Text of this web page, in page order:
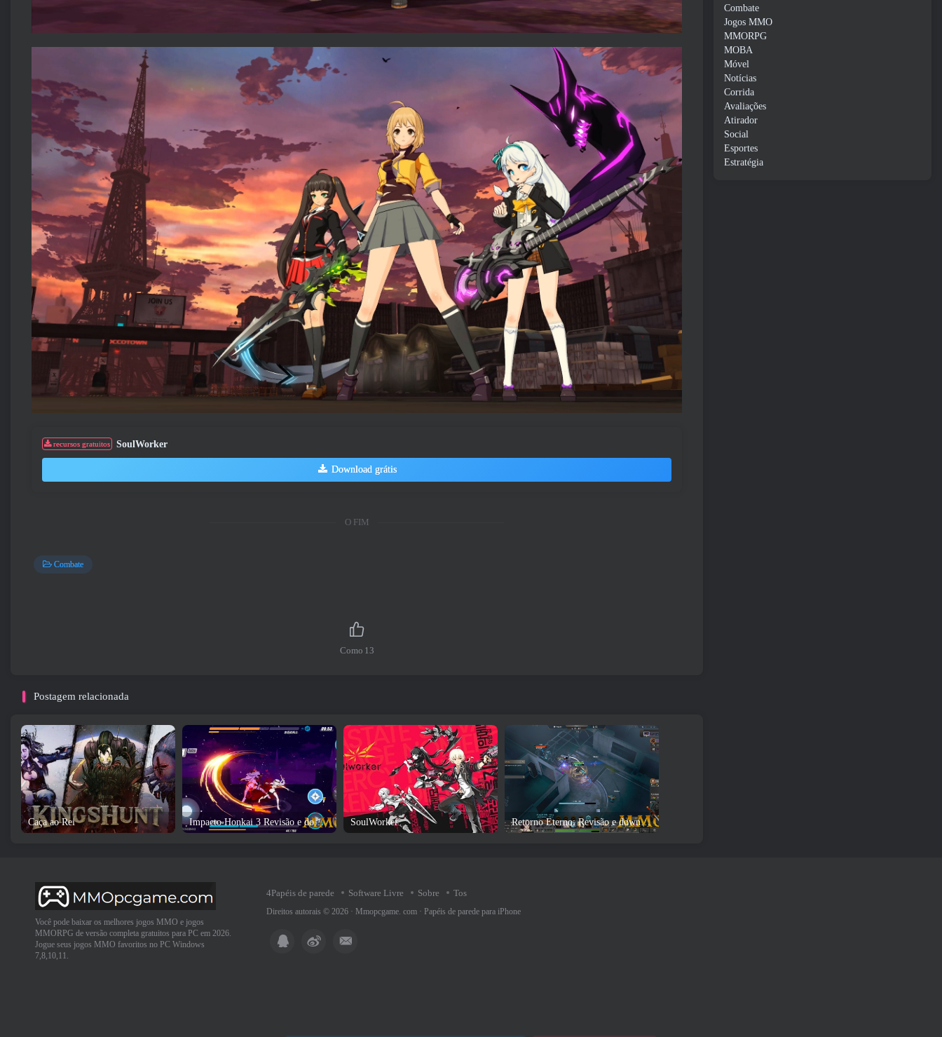
recursos gratuitos SoulWorker
Download grátis
O FIM
Combate
Como 13
Postagem relacionada
Caça ao Rei Impacto Honkai 3 Revisão e download do jogo SoulWorker Retorno Eterno: Revisão e download do jogo Black Survival
Combate
Jogos MMO
MMORPG
MOBA
Móvel
Notícias
Corrida
Avaliações
Atirador
Social
Esportes
Estratégia
Você pode baixar os melhores jogos MMO e jogos
MMORPG de versão completa gratuitos para PC em 2026.
Jogue seus jogos MMO favoritos no PC Windows
7,8,10,11.
4Papéis de parede Software Livre Sobre Tos
Direitos autorais © 2026 · Mmopcgame. com · Papéis de parede para iPhone